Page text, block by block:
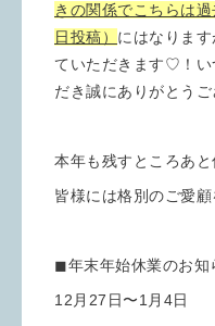
きの関係でこちらは
日投稿） にはなりま
ていただきます♡！い
だき誠にありがとうご
本年も残すところあと
皆様には格別のご愛顧
◼︎年末年始休業のお知
12月27日〜1月4日